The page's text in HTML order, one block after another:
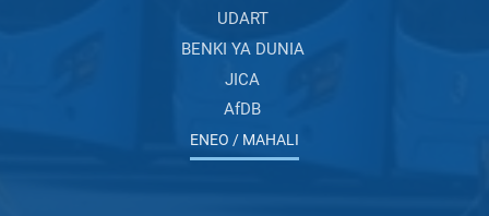
UDART
BENKI YA DUNIA
JICA
AfDB
ENEO / MAHALI